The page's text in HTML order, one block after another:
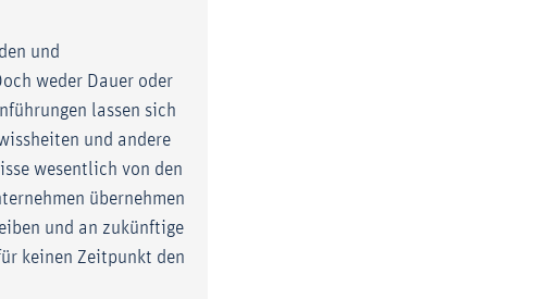
und
weder Dauer oder
lassen sich
und andere
wesentlich von den
übernehmen
und an zukünftige
keinen Zeitpunkt den